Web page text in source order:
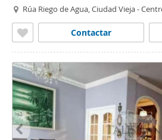
Rúa Riego de Agua, Ciudad Vieja -
Contactar